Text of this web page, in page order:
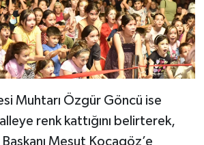
Muhtarı Özgür Göncü ise
renk kattığını belirterek,
Mesut Kocagöz’e